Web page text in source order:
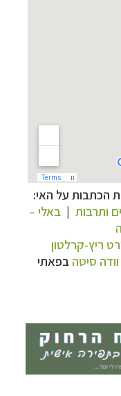
הכתבות על האי:
ותרבות | באלי –
ריץ-קרלטון
וודה סיטה בפאתי
לחצו לרשימת יעדים »
לחצו לפרטים »
זילנד לחצו לרשימת